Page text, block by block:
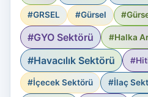
#GRSEL #Gürsel
#GYO Sektörü #Halka
#Havacılık Sektörü
#İçecek Sektörü #İlaç